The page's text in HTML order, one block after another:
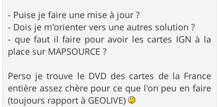
- Puise je faire une mise à jour ?
- Dois je m'orienter vers une autres solution ?
- que faut il faire pour avoir les cartes IGN à la
place sur MAPSOURCE ?
Perso je trouve le DVD des cartes de la France
entière assez chère pour ce que l'on peu en faire
(toujours rapport à GEOLIVE)